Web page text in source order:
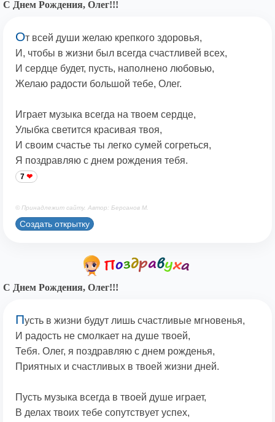
С Днем Рождения, Олег!!!
От всей души желаю крепкого здоровья,
И, чтобы в жизни был всегда счастливей всех,
И сердце будет, пусть, наполнено любовью,
Желаю радости большой тебе, Олег.
Играет музыка всегда на твоем сердце,
Улыбка светится красивая твоя,
И своим счастье ты легко сумей согреться,
Я поздравляю с днем рождения тебя.
7
© Принадлежит сайту. Автор: Берсанов М.
Создать открытку
С Днем Рождения, Олег!!!
Пусть в жизни будут лишь счастливые мгновенья,
И радость не смолкает на душе твоей,
Тебя. Олег, я поздравляю с днем рожденья,
Приятных и счастливых в твоей жизни дней.
Пусть музыка всегда в твоей душе играет,
В делах твоих тебе сопутствует успех,